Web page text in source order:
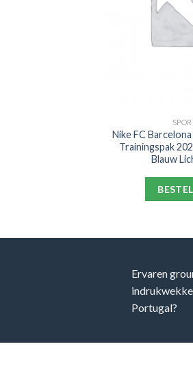
Nike FC
Trainingspak
Blauw
Ervaren
Portugal?